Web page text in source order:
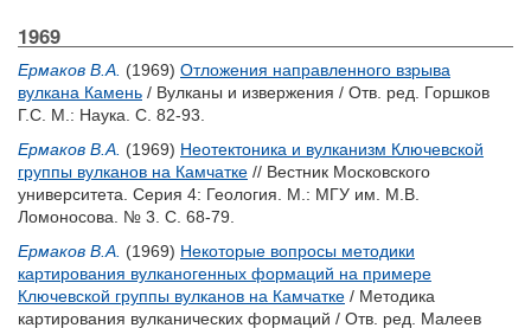
1969
Ермаков В.А. (1969) Отложения направленного взрыва
вулкана Камень / Вулканы и извержения / Отв. ред. Горшков
Г.С. М.: Наука. С. 82-93.
Ермаков В.А. (1969) Неотектоника и вулканизм Ключевской
группы вулканов на Камчатке // Вестник Московского
университета. Серия 4: Геология. М.: МГУ им. М.В.
Ломоносова. № 3. С. 68-79.
Ермаков В.А. (1969) Некоторые вопросы методики
картирования вулканогенных формаций на примере
Ключевской группы вулканов на Камчатке / Методика
картирования вулканических формаций / Отв. ред. Малеев